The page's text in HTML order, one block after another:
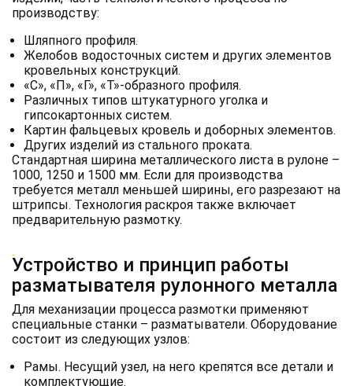
производству:
Шляпного профиля.
Желобов водосточных систем и других элементов
кровельных конструкций.
«С», «П», «Г», «Т»-образного профиля.
Различных типов штукатурного уголка и
гипсокартонных систем.
Картин фальцевых кровель и доборных элементов.
Других изделий из стального проката.
Стандартная ширина металлического листа в рулоне –
1000, 1250 и 1500 мм. Если для производства
требуется металл меньшей ширины, его разрезают на
штрипсы. Технология раскроя также включает
предварительную размотку.
Устройство и принцип работы
разматывателя рулонного металла
Для механизации процесса размотки применяют
специальные станки – разматыватели. Оборудование
состоит из следующих узлов:
Рамы. Несущий узел, на него крепятся все детали и
комплектующие.